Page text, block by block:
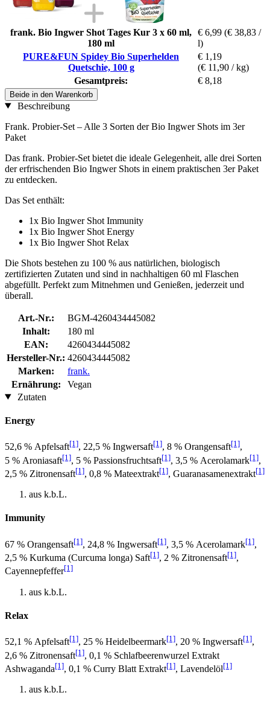
frank. Bio Ingwer Shot Tages Kur 3 x 60 ml,
180 ml
€ 6,99 (€ 38,83 /
l)
PURE&FUN Spidey Bio Superhelden
Quetschie, 100 g
€ 1,19
(€ 11,90 / kg)
Gesamtpreis:
€ 8,18
Beide in den Warenkorb
Beschreibung
Frank. Probier-Set – Alle 3 Sorten der Bio Ingwer Shots im 3er
Paket
Das frank. Probier-Set bietet die ideale Gelegenheit, alle drei Sorten
der erfrischenden Bio Ingwer Shots in einem praktischen 3er Paket
zu entdecken.
Das Set enthält:
1x Bio Ingwer Shot Immunity
1x Bio Ingwer Shot Energy
1x Bio Ingwer Shot Relax
Die Shots bestehen zu 100 % aus natürlichen, biologisch
zertifizierten Zutaten und sind in nachhaltigen 60 ml Flaschen
abgefüllt. Perfekt zum Mitnehmen und Genießen, jederzeit und
überall.
Art.-Nr.:
BGM-4260434445082
Inhalt:
180 ml
EAN:
4260434445082
Hersteller-Nr.: 4260434445082
Marken:
frank.
Ernährung:
Vegan
Zutaten
Energy
52,6 % Apfelsaft[1], 22,5 % Ingwersaft[1], 8 % Orangensaft[1],
5 % Aroniasaft[1], 5 % Passionsfruchtsaft[1], 3,5 % Acerolamark[1],
2,5 % Zitronensaft[1], 0,8 % Mateextrakt[1], Guaranasamenextrakt[1]
aus k.b.L.
Immunity
67 % Orangensaft[1], 24,8 % Ingwersaft[1], 3,5 % Acerolamark[1],
2,5 % Kurkuma (Curcuma longa) Saft[1], 2 % Zitronensaft[1],
Cayennepfeffer[1]
aus k.b.L.
Relax
52,1 % Apfelsaft[1], 25 % Heidelbeermark[1], 20 % Ingwersaft[1],
2,6 % Zitronensaft[1], 0,1 % Schlafbeerenwurzel Extrakt
Ashwaganda[1], 0,1 % Curry Blatt Extrakt[1], Lavendelöl[1]
aus k.b.L.